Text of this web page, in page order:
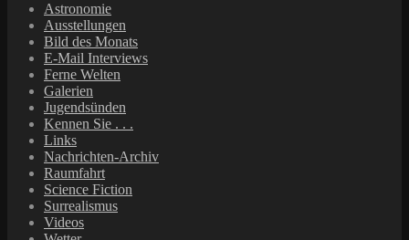
Astronomie
Ausstellungen
Bild des Monats
E-Mail Interviews
Ferne Welten
Galerien
Jugendsünden
Kennen Sie . . .
Links
Nachrichten-Archiv
Raumfahrt
Science Fiction
Surrealismus
Videos